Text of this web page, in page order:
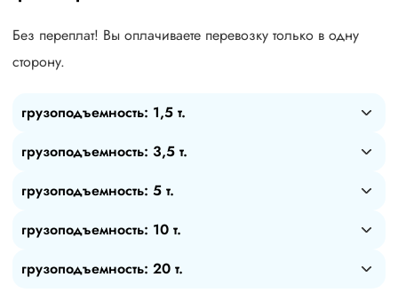
Без переплат! Вы оплачиваете перевозку только в одну
сторону.
грузоподъемность: 1,5 т.
грузоподъемность: 3,5 т.
грузоподъемность: 5 т.
грузоподъемность: 10 т.
грузоподъемность: 20 т.